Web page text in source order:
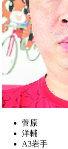
菅原
洋輔
A3岩手